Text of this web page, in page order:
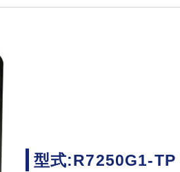
型式:R7250G1-TP